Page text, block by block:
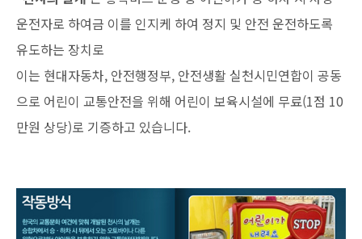
운전자로 하여금 이를 인지케 하여 정지 및 안전 운전하도록
유도하는 장치로
이는 현대자동차, 안전행정부, 안전생활 실천시민연합이 공동
으로 어린이 교통안전을 위해 어린이 보육시설에 무료(1점 10
만원 상당)로 기증하고 있습니다.